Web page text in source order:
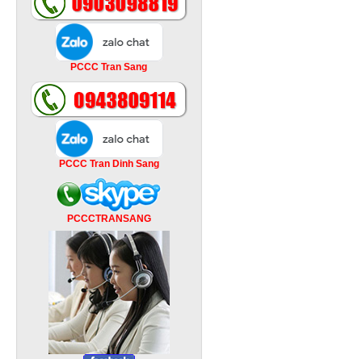
PCCC Tran Sang
PCCC Tran Dinh Sang
PCCCTRANSANG